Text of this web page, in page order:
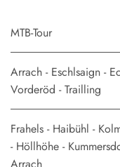
MTB-Tour
Arrach - Eschlsaign -
Vorderöd - Trailling
Frahels - Haibühl -
- Höllhöhe -
Arrach